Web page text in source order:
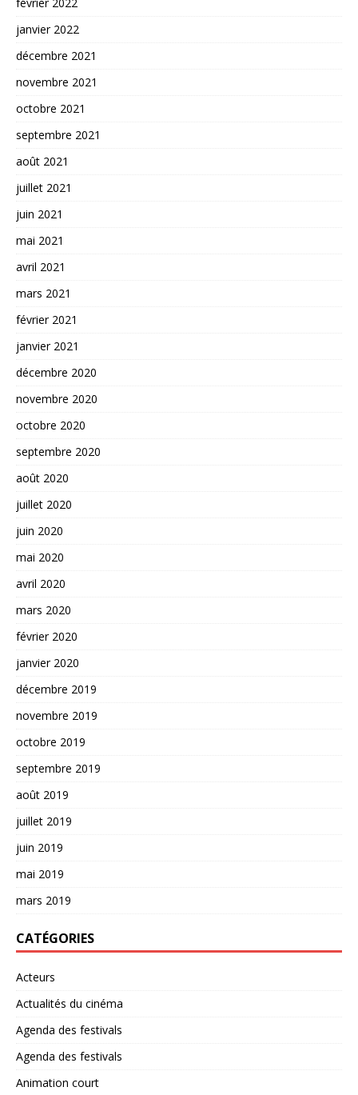
janvier 2022
décembre 2021
novembre 2021
octobre 2021
septembre 2021
août 2021
juillet 2021
juin 2021
mai 2021
avril 2021
mars 2021
février 2021
janvier 2021
décembre 2020
novembre 2020
octobre 2020
septembre 2020
août 2020
juillet 2020
juin 2020
mai 2020
avril 2020
mars 2020
février 2020
janvier 2020
décembre 2019
novembre 2019
octobre 2019
septembre 2019
août 2019
juillet 2019
juin 2019
mai 2019
mars 2019
CATÉGORIES
Acteurs
Actualités du cinéma
Agenda des festivals
Agenda des festivals
Animation court